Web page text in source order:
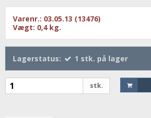
Varenr.: 03.05.13 (13476)
Vægt: 0,4 kg.
Lagerstatus: 1 stk. på lager
stk.